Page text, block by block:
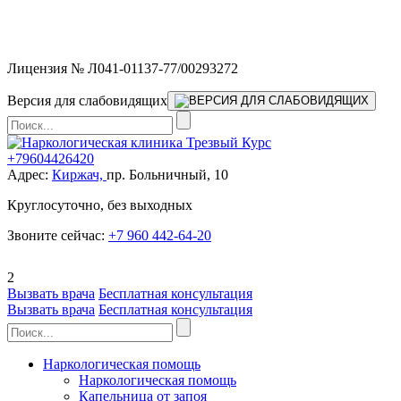
Лицензия № Л041-01137-77/00293272
Версия для слабовидящих
+79604426420
Адрес: Киржач, пр. Больничный, 10
Круглосуточно, без выходных
Звоните сейчас: +7 960 442-64-20
2
Вызвать врача Бесплатная консультация
Вызвать врача Бесплатная консультация
Наркологическая помощь
Наркологическая помощь
Капельница от запоя